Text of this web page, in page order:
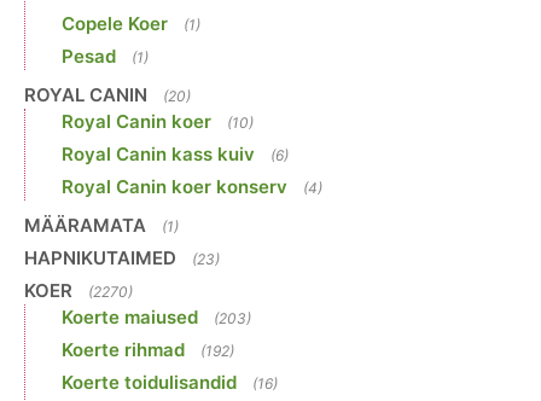
Copele Koer (1)
Pesad (1)
ROYAL CANIN (20)
Royal Canin koer (10)
Royal Canin kass kuiv (6)
Royal Canin koer konserv (4)
MÄÄRAMATA (1)
HAPNIKUTAIMED (23)
KOER (2270)
Koerte maiused (203)
Koerte rihmad (192)
Koerte toidulisandid (16)